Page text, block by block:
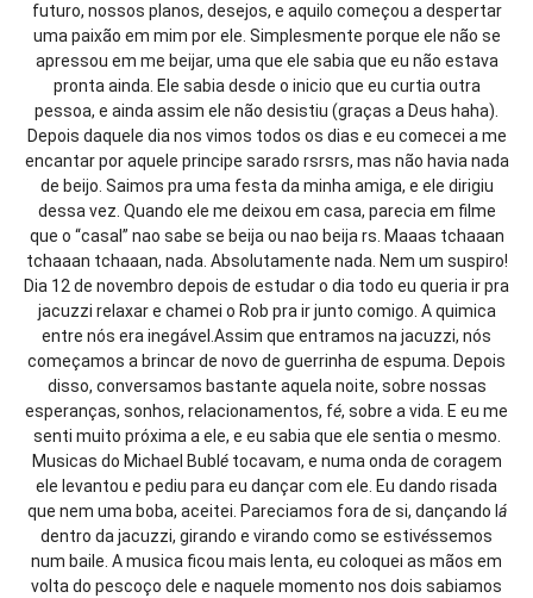
futuro, nossos planos, desejos, e aquilo começou a despertar
uma paixão em mim por ele. Simplesmente porque ele não se
apressou em me beijar, uma que ele sabia que eu não estava
pronta ainda. Ele sabia desde o inicio que eu curtia outra
pessoa, e ainda assim ele não desistiu (graças a Deus haha).
Depois daquele dia nos vimos todos os dias e eu comecei a me
encantar por aquele principe sarado rsrsrs, mas não havia nada
de beijo. Saimos pra uma festa da minha amiga, e ele dirigiu
dessa vez. Quando ele me deixou em casa, parecia em filme
que o “casal” nao sabe se beija ou nao beija rs. Maaas tchaaan
tchaaan tchaaan, nada. Absolutamente nada. Nem um suspiro!
Dia 12 de novembro depois de estudar o dia todo eu queria ir pra
jacuzzi relaxar e chamei o Rob pra ir junto comigo. A quimica
entre nós era inegável.Assim que entramos na jacuzzi, nós
começamos a brincar de novo de guerrinha de espuma. Depois
disso, conversamos bastante aquela noite, sobre nossas
esperanças, sonhos, relacionamentos, fé, sobre a vida. E eu me
senti muito próxima a ele, e eu sabia que ele sentia o mesmo.
Musicas do Michael Bubl étocavam, e numa onda de coragem
ele levantou e pediu para eu dançar com ele. Eu dando risada
que nem uma boba, aceitei. Pareciamos fora de si, dançando l á
dentro da jacuzzi, girando e virando como se estivéssemos
num baile. A musica ficou mais lenta, eu coloquei as mãos em
volta do pescoço dele e naquele momento nos dois sabiamos